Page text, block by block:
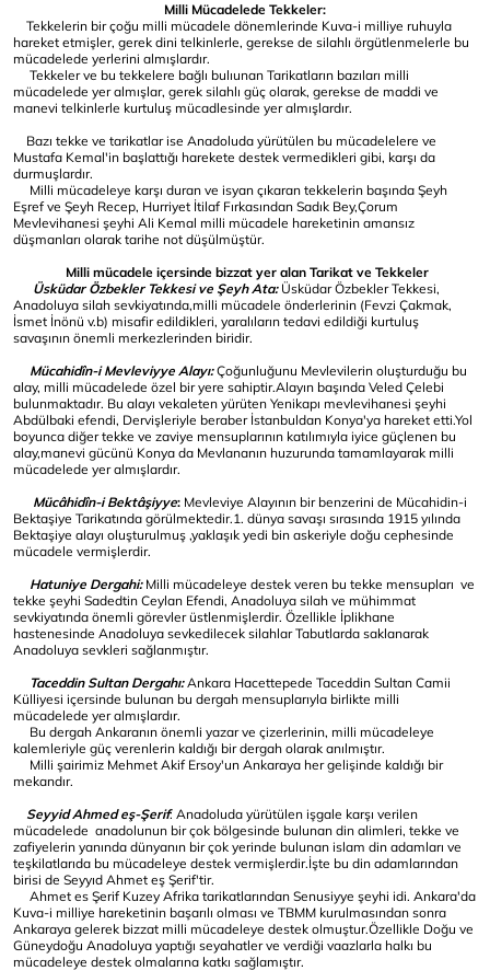
Milli Mücadelede Tekkeler:
Tekkelerin bir çoğu milli mücadele dönemlerinde Kuva-i milliye ruhuyla
hareket etmişler, gerek dini telkinlerle, gerekse de silahlı örgütlenmelerle bu
mücadelede yerlerini almışlardır.
Tekkeler ve bu tekkelere bağlı bulıunan Tarikatların bazıları milli
mücadelede yer almışlar, gerek silahlı güç olarak, gerekse de maddi ve
manevi telkinlerle kurtuluş mücadlesinde yer almışlardır.
Bazı tekke ve tarikatlar ise Anadoluda yürütülen bu mücadelelere ve
Mustafa Kemal'in başlattığı harekete destek vermedikleri gibi, karşı da
durmuşlardır.
Milli mücadeleye karşı duran ve isyan çıkaran tekkelerin başında Şeyh
Eşref ve Şeyh Recep, Hurriyet İtilaf Fırkasından Sadık Bey,Çorum
Mevlevihanesi şeyhi Ali Kemal milli mücadele hareketinin amansız
düşmanları olarak tarihe not düşülmüştür.
Milli mücadele içersinde bizzat yer alan Tarikat ve Tekkeler
Üsküdar Özbekler Tekkesi ve Şeyh Ata:Üsküdar Özbekler Tekkesi,
Anadoluya silah sevkiyatında,milli mücadele önderlerinin (Fevzi Çakmak,
İsmet İnönü v.b) misafir edildikleri, yaralıların tedavi edildiği kurtuluş
savaşının önemli merkezlerinden biridir.
Mücahidîn-i Mevleviyye Alayı:Çoğunluğunu Mevlevilerin oluşturduğu bu
alay, milli mücadelede özel bir yere sahiptir.Alayın başında Veled Çelebi
bulunmaktadır. Bu alayı vekaleten yürüten Yenikapı mevlevihanesi şeyhi
Abdülbaki efendi, Dervişleriyle beraber İstanbuldan Konya'ya hareket etti.Yol
boyunca diğer tekke ve zaviye mensuplarının katılımıyla iyice güçlenen bu
alay,manevi gücünü Konya da Mevlananın huzurunda tamamlayarak milli
mücadelede yer almışlardır.
Mücâhidîn-i Bektâşiyye: Mevleviye Alayının bir benzerini de Mücahidin-i
Bektaşiye Tarikatında görülmektedir.1. dünya savaşı sırasında 1915 yılında
Bektaşiye alayı oluşturulmuş ,yaklaşık yedi bin askeriyle doğu cephesinde
mücadele vermişlerdir.
Hatuniye Dergahi:Milli mücadeleye destek veren bu tekke mensupları ve
tekke şeyhi Sadedtin Ceylan Efendi, Anadoluya silah ve mühimmat
sevkiyatında önemli görevler üstlenmişlerdir. Özellikle İplikhane
hastenesinde Anadoluya sevkedilecek silahlar Tabutlarda saklanarak
Anadoluya sevkleri sağlanmıştır.
Taceddin Sultan Dergahı:Ankara Hacettepede Taceddin Sultan Camii
Külliyesi içersinde bulunan bu dergah mensuplarıyla birlikte milli
mücadelede yer almışlardır.
Bu dergah Ankaranın önemli yazar ve çizerlerinin, milli mücadeleye
kalemleriyle güç verenlerin kaldığı bir dergah olarak anılmıştır.
Milli şairimiz Mehmet Akif Ersoy'un Ankaraya her gelişinde kaldığı bir
mekandır.
Seyyid Ahmed eş-Şerif: Anadoluda yürütülen işgale karşı verilen
mücadelede anadolunun bir çok bölgesinde bulunan din alimleri, tekke ve
zafiyelerin yanında dünyanın bir çok yerinde bulunan islam din adamları ve
teşkilatlarıda bu mücadeleye destek vermişlerdir.İşte bu din adamlarından
birisi de Seyyıd Ahmet eş Şerif'tir.
Ahmet es Şerif Kuzey Afrika tarikatlarından Senusiyye şeyhi idi. Ankara'da
Kuva-i milliye hareketinin başarılı olması ve TBMM kurulmasından sonra
Ankaraya gelerek bizzat milli mücadeleye destek olmuştur.Özellikle Doğu ve
Güneydoğu Anadoluya yaptığı seyahatler ve verdiği vaazlarla halkı bu
mücadeleye destek olmalarına katkı sağlamıştır.